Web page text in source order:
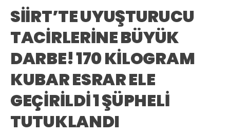
SİİRT’TE UYUŞTURUCU
TACİRLERİNE BÜYÜK
DARBE! 170 KİLOGRAM
KUBAR ESRAR ELE
GEÇİRİLDİ 1 ŞÜPHELİ
TUTUKLANDI